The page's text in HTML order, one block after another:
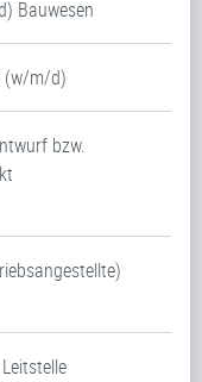
Bauwesen
(w/m/d)
bzw.